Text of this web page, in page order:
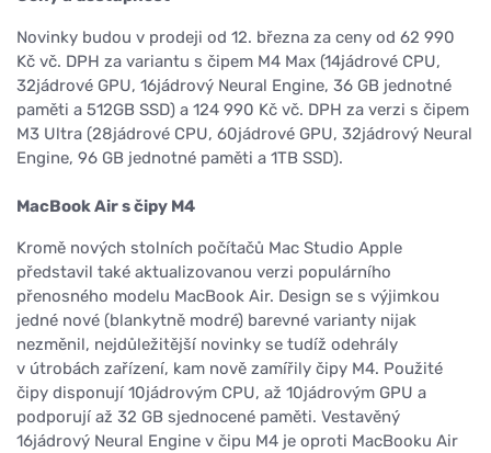
Novinky budou v prodeji od 12. března za ceny od 62 990
Kč vč. DPH za variantu s čipem M4 Max (14jádrové CPU,
32jádrové GPU, 16jádrový Neural Engine, 36 GB jednotné
paměti a 512GB SSD) a 124 990 Kč vč. DPH za verzi s čipem
M3 Ultra (28jádrové CPU, 60jádrové GPU, 32jádrový Neural
Engine, 96 GB jednotné paměti a 1TB SSD).
MacBook Air s čipy M4
Kromě nových stolních počítačů Mac Studio Apple
představil také aktualizovanou verzi populárního
přenosného modelu MacBook Air. Design se s výjimkou
jedné nové (blankytně modré) barevné varianty nijak
nezměnil, nejdůležitější novinky se tudíž odehrály
v útrobách zařízení, kam nově zamířily čipy M4. Použité
čipy disponují 10jádrovým CPU, až 10jádrovým GPU a
podporují až 32 GB sjednocené paměti. Vestavěný
16jádrový Neural Engine v čipu M4 je oproti MacBooku Air